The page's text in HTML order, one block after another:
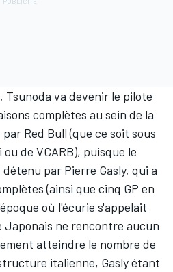
va devenir le pilote
complètes au sein de la
Red Bull (que ce soit sous
de VCARB), puisque le
détenu par Pierre Gasly, qui a
(ainsi que cinq GP en
où l'écurie s'appelait
Japonais ne rencontre aucun
atteindre le nombre de
italienne, Gasly étant